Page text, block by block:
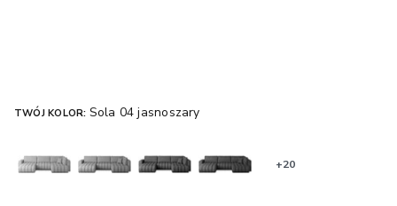
TWÓJ KOLOR: Sola 04 jasnoszary
+20